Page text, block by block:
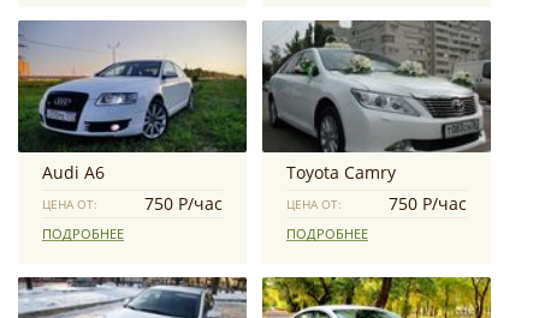
Audi А6
ЦЕНА ОТ: 750 Р/час
ПОДРОБНЕЕ
Toyota Camry
ЦЕНА ОТ: 750 Р/час
ПОДРОБНЕЕ